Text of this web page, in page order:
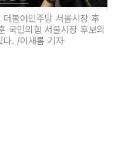
불어민주당 서울시장 후
국민의힘 서울시장 후보의
다. /이새롬 기자